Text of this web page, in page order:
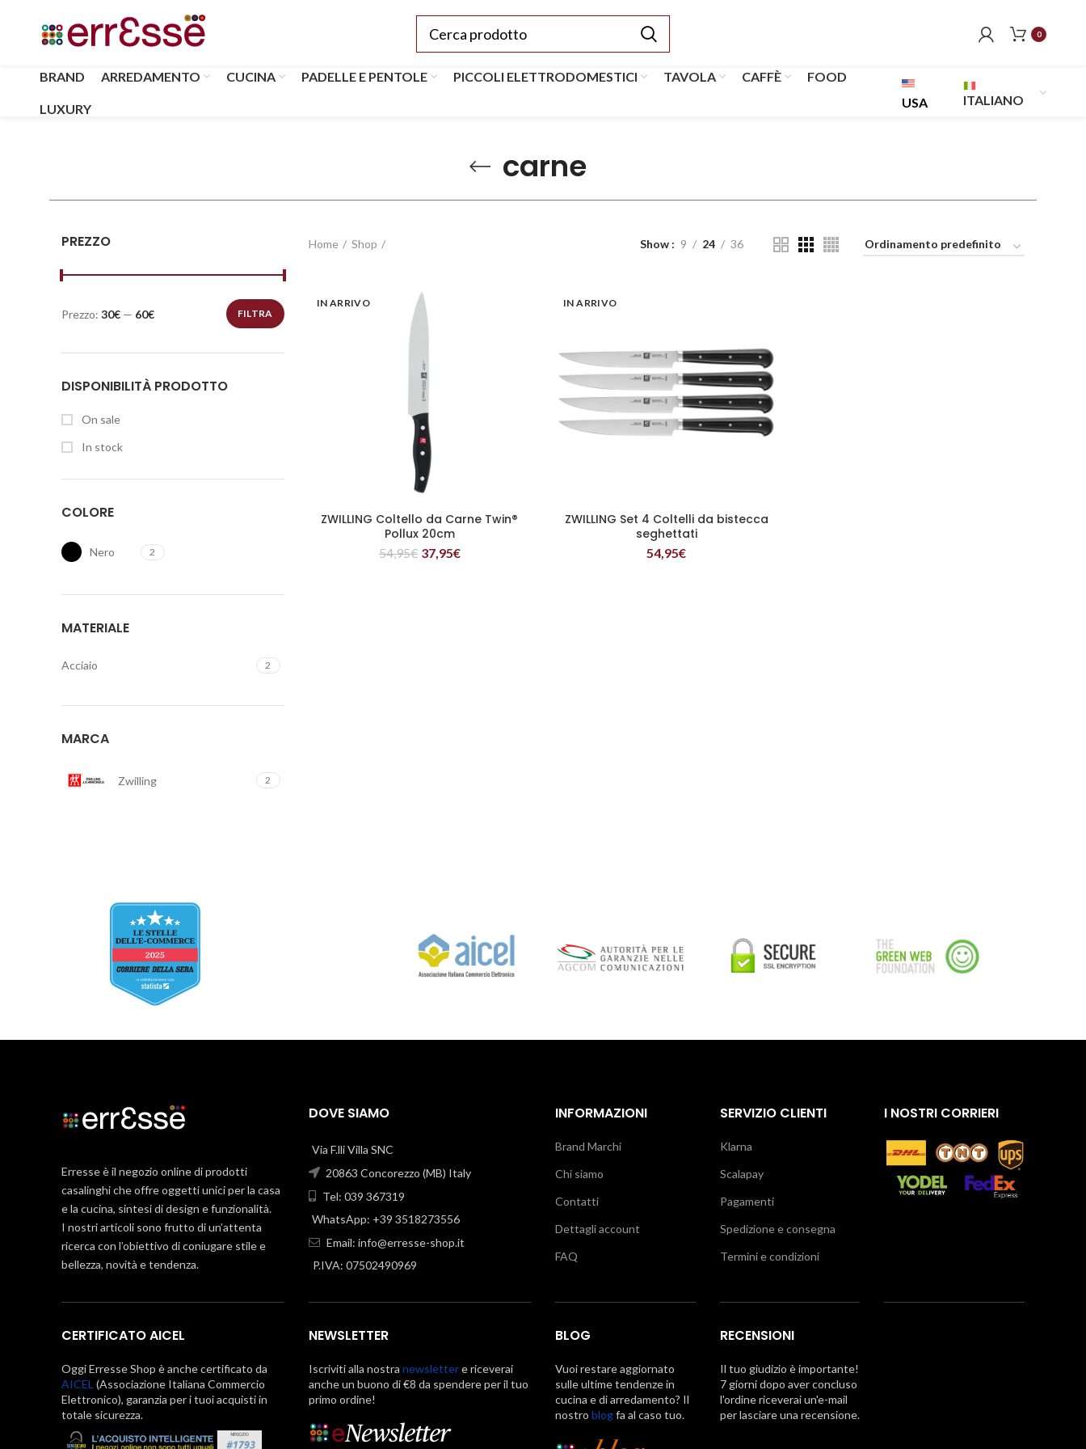
0
BRAND ARREDAMENTO CUCINA PADELLE E PENTOLE PICCOLI ELETTRODOMESTICI TAVOLA CAFFÈ FOOD
LUXURY USA ITALIANO
carne
PREZZO
FILTRA
Prezzo: 30€ — 60€
DISPONIBILITÀ PRODOTTO
On sale
In stock
COLORE
Nero 2
MATERIALE
Acciaio 2
MARCA
Zwilling 2
Home Shop Show 9 24 36
IN ARRIVO
LEGGI TUTTO
ZWILLING Coltello da Carne Twin®
Pollux 20cm
54,95€ 37,95€
IN ARRIVO
LEGGI TUTTO
ZWILLING Set 4 Coltelli da bistecca
seghettati
54,95€
Erresse è il negozio online di prodotti
casalinghi che offre oggetti unici per la casa
e la cucina, sintesi di design e funzionalità.
I nostri articoli sono frutto di un’attenta
ricerca con l’obiettivo di coniugare stile e
bellezza, novità e tendenza.
CERTIFICATO AICEL
Oggi Erresse Shop è anche certificato da
AICEL (Associazione Italiana Commercio
Elettronico), garanzia per i tuoi acquisti in
totale sicurezza.
DOVE SIAMO
Via F.lli Villa SNC
20863 Concorezzo (MB) Italy
Tel: 039 367319
WhatsApp: +39 3518273556
Email: info@erresse-shop.it
P.IVA: 07502490969
NEWSLETTER
Iscriviti alla nostra newslettere riceverai
anche un buono di €8 da spendere per il tuo
primo ordine!
INFORMAZIONI
Brand Marchi
Chi siamo
Contatti
Dettagli account
FAQ
BLOG
Vuoi restare aggiornato
sulle ultime tendenze in
cucina e di arredamento? Il
nostro blogfa al caso tuo.
SERVIZIO CLIENTI
Klarna
Scalapay
Pagamenti
Spedizione e consegna
Termini e condizioni
RECENSIONI
Il tuo giudizio è importante!
7 giorni dopo aver concluso
l'ordine riceverai un'e-mail
per lasciare una recensione.
I NOSTRI CORRIERI